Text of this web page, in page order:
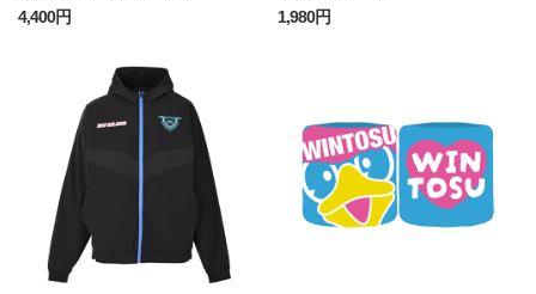
4,400円
1,980円